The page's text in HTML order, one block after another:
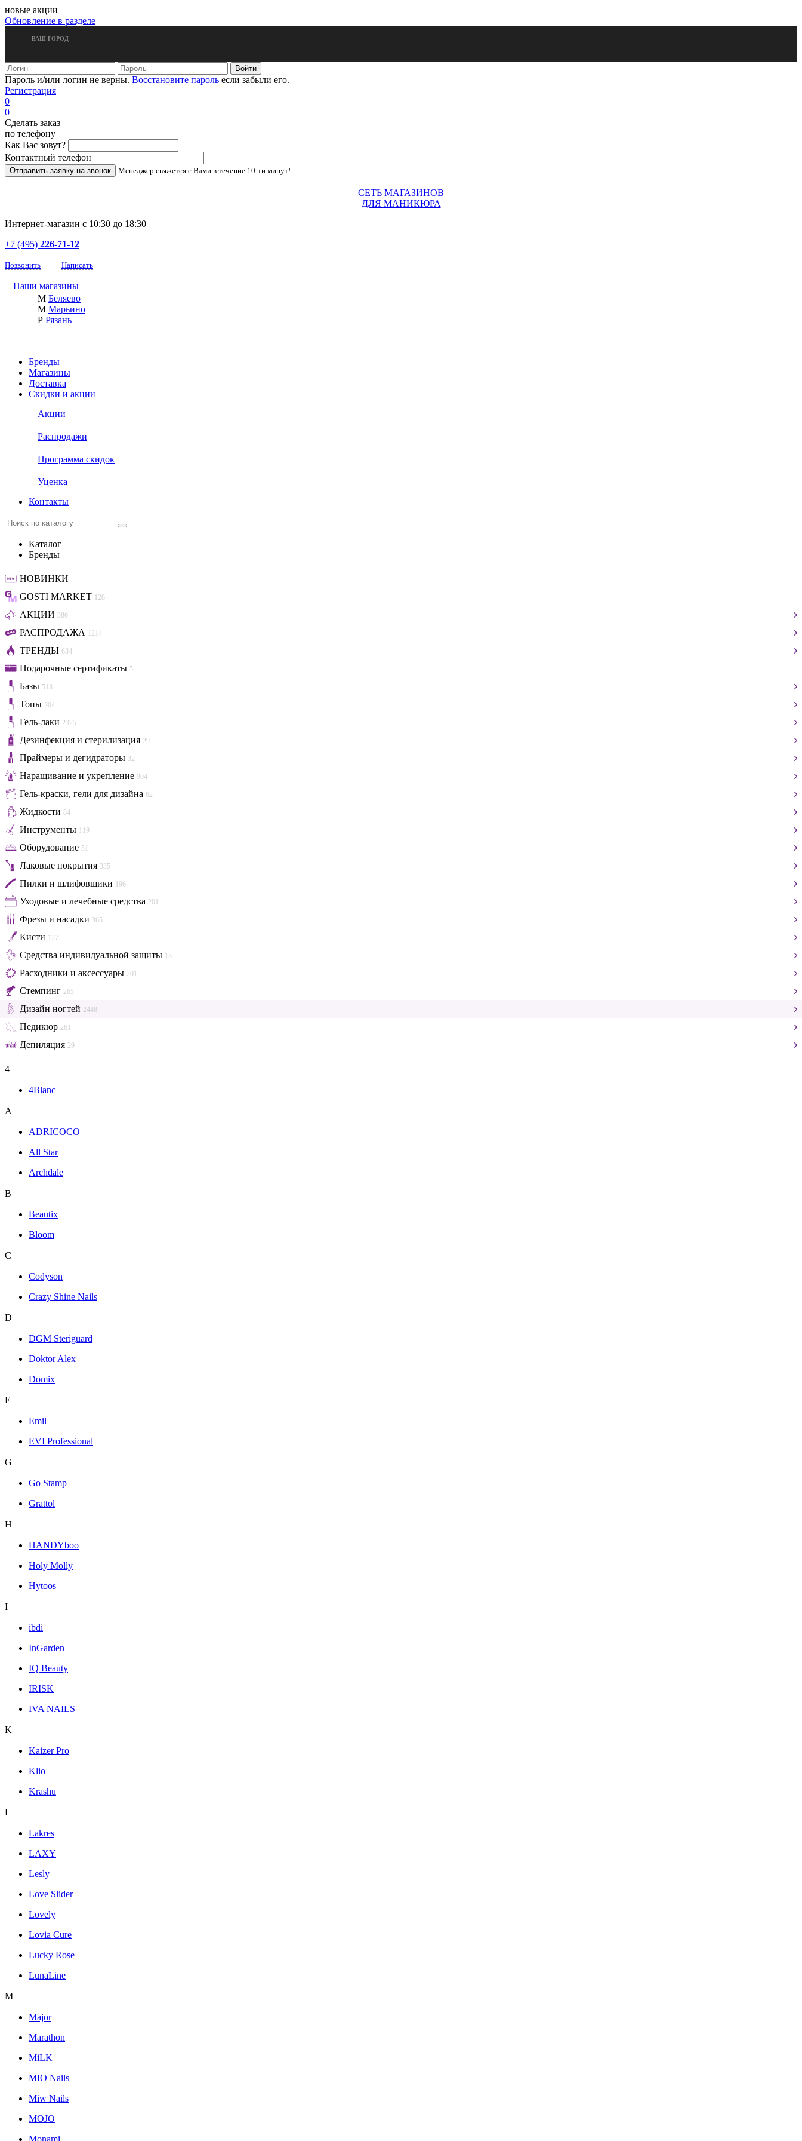
новые акции
Обновление в разделе
ВАШ ГОРОД
Пароль и/или логин не верны. Восстановите пароль если забыли его.
Регистрация
0
0
Сделать заказ
по телефону
Как Вас зовут?
Контактный телефон
Менеджер свяжется с Вами в течение 10-ти минут!
СЕТЬ МАГАЗИНОВ
ДЛЯ МАНИКЮРА
Интернет-магазин с 10:30 до 18:30
+7 (495) 226-71-12
Позвонить | Написать
Наши магазины
М Беляево
М Марьино
Р Рязань
Бренды
Магазины
Доставка
Скидки и акции
Акции
Распродажи
Программа скидок
Уценка
Контакты
Каталог
Бренды
НОВИНКИ
GOSTI MARKET 128
АКЦИИ 386
РАСПРОДАЖА 1214
ТРЕНДЫ 634
Подарочные сертификаты 5
Базы 513
Топы 204
Гель-лаки 2325
Дезинфекция и стерилизация 29
Праймеры и дегидраторы 32
Наращивание и укрепление 904
Гель-краски, гели для дизайна 62
Жидкости 84
Инструменты 119
Оборудование 51
Лаковые покрытия 335
Пилки и шлифовщики 196
Уходовые и лечебные средства 201
Фрезы и насадки 365
Кисти 127
Средства индивидуальной защиты 13
Расходники и аксессуары 201
Стемпинг 265
Дизайн ногтей 2448
Педикюр 261
Депиляция 29
4
4Blanc
A
ADRICOCO
All Star
Archdale
B
Beautix
Bloom
C
Codyson
Crazy Shine Nails
D
DGM Steriguard
Doktor Alex
Domix
E
Emil
EVI Professional
G
Go Stamp
Grattol
H
HANDYboo
Holy Molly
Hytoos
I
ibdi
InGarden
IQ Beauty
IRISK
IVA NAILS
K
Kaizer Pro
Klio
Krashu
L
Lakres
LAXY
Lesly
Love Slider
Lovely
Lovia Cure
Lucky Rose
LunaLine
M
Major
Marathon
MiLK
MIO Nails
Miw Nails
MOJO
Monami